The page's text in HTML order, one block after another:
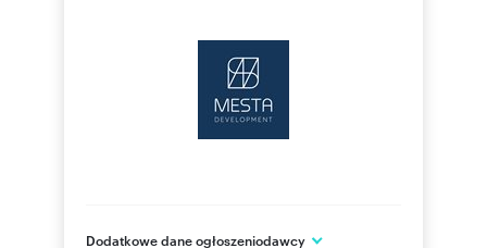
Dodatkowe dane ogłoszeniodawcy